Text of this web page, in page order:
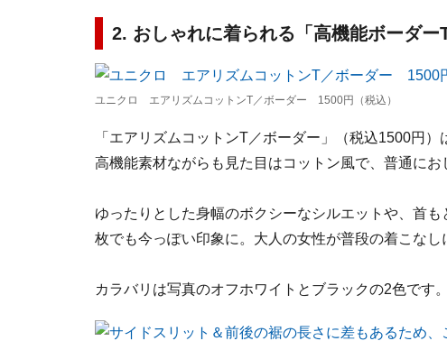
2. おしゃれに着られる「高機能ボーダー
ユニクロ エアリズムコットンT／ボーダー 1500円（税込）
「エアリズムコットンT／ボーダー」（税込1500円
高機能素材ながらも見た目はコットン風で、普通にお
ゆったりとした身幅のボクシーなシルエットや、首
枚でも今っぽい印象に。大人の女性が普段の着こなし
カラバリは写真のオフホワイトとブラックの2色です。